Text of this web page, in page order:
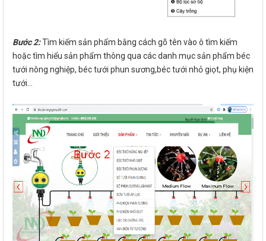
Bước 2:Tìm kiếm sản phẩm bằng cách gõ tên vào ô tìm kiếm
hoặc tìm hiểu sản phẩm thông qua các danh mục sản phẩm béc
tưới nông nghiệp, béc tưới phun sương,béc tưới nhỏ giọt, phụ kiện
tưới...